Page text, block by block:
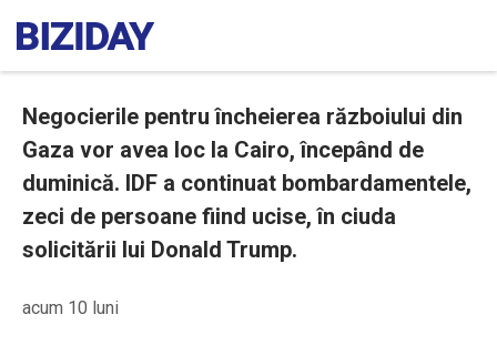
Negocierile pentru încheierea războiului din
Gaza vor avea loc la Cairo, începând de
duminică. IDF a continuat bombardamentele,
zeci de persoane fiind ucise, în ciuda
solicitării lui Donald Trump.
acum 10 luni